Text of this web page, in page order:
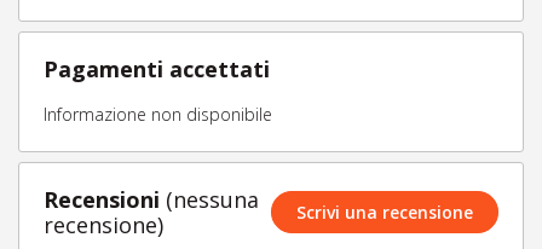
Pagamenti accettati
Informazione non disponibile
Recensioni (nessuna
recensione)
Scrivi una recensione